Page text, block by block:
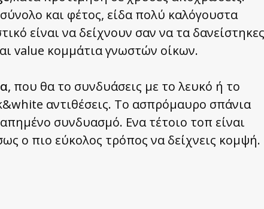
και φέτος, είδα πολύ καλόγουστα
είναι να δείχνουν σαν να τα δανείστηκες
value κομμάτια γνωστών οίκων.
που θα το συνδυάσεις με το λευκό ή το
αντιθέσεις. Το ασπρόμαυρο σπάνια
συνδυασμό. Ενα τέτοιο τοπ είναι
ο πιο εύκολος τρόπος να δείχνεις κομψή.